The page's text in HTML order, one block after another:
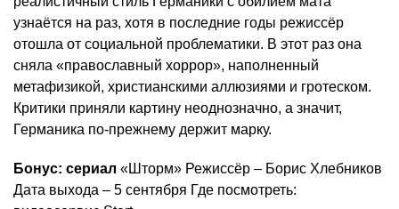
узнаётся на раз, хотя в последние годы режиссёр
отошла от социальной проблематики. В этот раз она
сняла «православный хоррор», наполненный
метафизикой, христианскими аллюзиями и гротеском.
Критики приняли картину неоднозначно, а значит,
Германика по-прежнему держит марку.
Бонус: сериал «Шторм» Режиссёр – Борис Хлебников
Дата выхода – 5 сентября Где посмотреть: